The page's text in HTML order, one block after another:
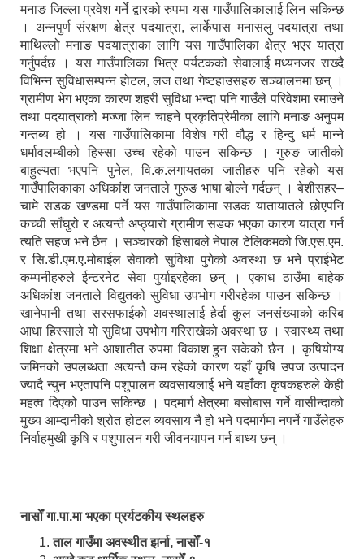
मनाङ जिल्ला प्रवेश गर्ने द्वारको रुपमा यस गाउँपालिकालाई लिन सकिन्छ
। अन्नपुर्ण संरक्षण क्षेत्र पदयात्रा, लार्केपास मनासलु पदयात्रा तथा
माथिल्लो मनाङ पदयात्राका लागि यस गाउँपालिका क्षेत्र भएर यात्रा
गर्नुपर्दछ । यस गाउँपालिका भित्र पर्यटकको सेवालाई मध्यनजर राख्दै
विभिन्न सुविधासम्पन्न होटल, लज तथा गेष्टहाउसहरु सञ्चालनमा छन् ।
ग्रामीण भेग भएका कारण शहरी सुविधा भन्दा पनि गाउँले परिवेशमा रमाउने
तथा पदयात्राको मज्जा लिन चाहने प्रकृतिप्रेमीका लागि मनाङ अनुपम
गन्तब्य हो । यस गाउँपालिकामा विशेष गरी वौद्ध र हिन्दु धर्म मान्ने
धर्मावलम्बीको हिस्सा उच्च रहेको पाउन सकिन्छ । गुरुङ जातीको
बाहुल्यता भएपनि पुनेल, वि.क.लगायतका जातीहरु पनि रहेको यस
गाउँपालिकाका अधिकांश जनताले गुरुङ भाषा बोल्ने गर्दछन् । बेशीसहर–
चामे सडक खण्डमा पर्ने यस गाउँपालिकामा सडक यातायातले छोएपनि
कच्ची साँघुरो र अत्यन्तै अप्ठ्यारो ग्रामीण सडक भएका कारण यात्रा गर्न
त्यति सहज भने छैन । सञ्चारको हिसाबले नेपाल टेलिकमको जि.एस.एम.
र सि.डी.एम.ए.मोबाईल सेवाको सुविधा पुगेको अवस्था छ भने प्राईभेट
कम्पनीहरुले ईन्टरनेट सेवा पुर्याइरहेका छन् । एकाध ठाउँमा बाहेक
अधिकांश जनताले विद्युतको सुविधा उपभोग गरीरहेका पाउन सकिन्छ ।
खानेपानी तथा सरसफाईको अवस्थालाई हेर्दा कुल जनसंख्याको करिब
आधा हिस्साले यो सुविधा उपभोग गरिराखेको अवस्था छ । स्वास्थ्य तथा
शिक्षा क्षेत्रमा भने आशातीत रुपमा विकाश हुन सकेको छैन । कृषियोग्य
जमिनको उपलब्धता अत्यन्तै कम रहेको कारण यहाँ कृषि उपज उत्पादन
ज्यादै न्युन भएतापनि पशुपालन व्यवसायलाई भने यहाँका कृषकहरुले केही
महत्व दिएको पाउन सकिन्छ । पदमार्ग क्षेत्रमा बसोबास गर्ने वासीन्दाको
मुख्य आम्दानीको श्रोत होटल व्यवसाय नै हो भने पदमार्गमा नपर्ने गाउँलेहरु
निर्वाहमुखी कृषि र पशुपालन गरी जीवनयापन गर्न बाध्य छन् ।
नासोँ गा.पा.मा भएका प्रर्यटकीय स्थलहरु
ताल गाउँमा अवस्थीत झर्ना, नासोँ-१